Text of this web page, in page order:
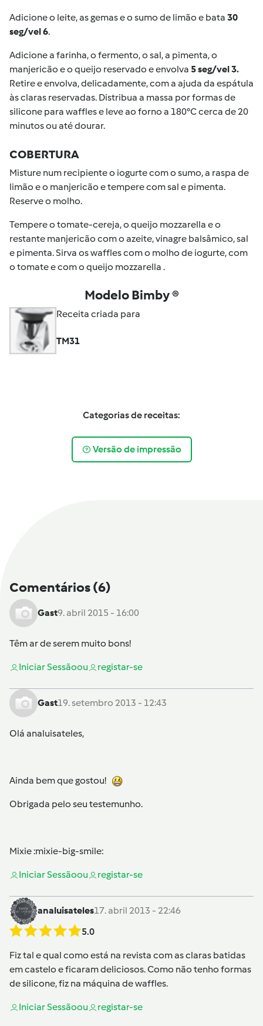
Adicione o leite, as gemas e o sumo de limão e bata 30
seg/vel 6.
Adicione a farinha, o fermento, o sal, a pimenta, o
manjericão e o queijo reservado e envolva 5 seg/vel 3.
Retire e envolva, delicadamente, com a ajuda da espátula
às claras reservadas. Distribua a massa por formas de
silicone para waffles e leve ao forno a 180°C cerca de 20
minutos ou até dourar.
COBERTURA
Misture num recipiente o iogurte com o sumo, a raspa de
limão e o manjericão e tempere com sal e pimenta.
Reserve o molho.
Tempere o tomate-cereja, o queijo mozzarella e o
restante manjericão com o azeite, vinagre balsâmico, sal
e pimenta. Sirva os waffles com o molho de iogurte, com
o tomate e com o queijo mozzarella .
Modelo Bimby ®
Receita criada para
TM31
Categorias de receitas:
Versão de impressão
Comentários(6)
Gast9. abril 2015 - 16:00
Têm ar de serem muito bons!
Iniciar Sessãoou registar-se
Gast19. setembro 2013 - 12:43
Olá analuisateles,
Ainda bem que gostou!
Obrigada pelo seu testemunho.
Mixie :mixie-big-smile:
Iniciar Sessãoou registar-se
analuisateles17. abril 2013 - 22:46
5.0
Fiz tal e qual como está na revista com as claras batidas
em castelo e ficaram deliciosos. Como não tenho formas
de silicone, fiz na máquina de waffles.
Iniciar Sessãoou registar-se